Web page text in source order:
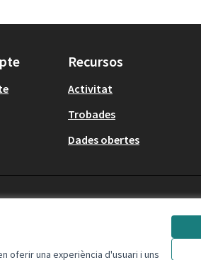
oferir una experiència d'usuari i uns
Recursos
Activitat
Trobades
Dades obertes